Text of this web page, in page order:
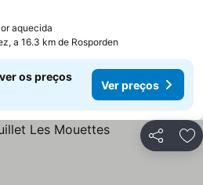
aquecida
preços
a 16.3 km de Rosporden
os preços
Ver preços
Partilhar